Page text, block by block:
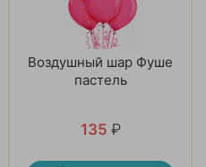
Воздушный шар Фуше
пастель
135 ₽